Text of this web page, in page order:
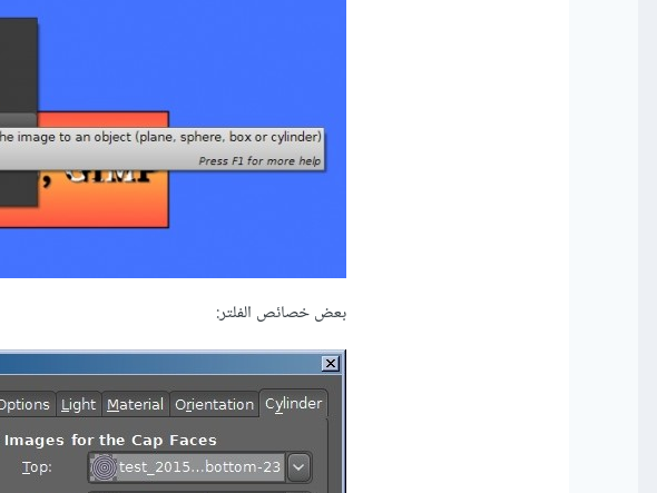
بعض خصائص الفلتر: